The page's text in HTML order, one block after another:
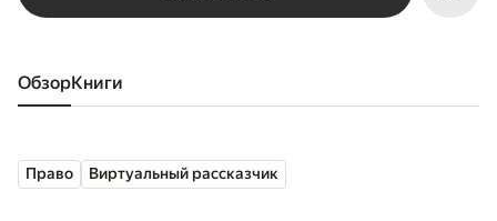
Обзор книги
Право Виртуальный рассказчик